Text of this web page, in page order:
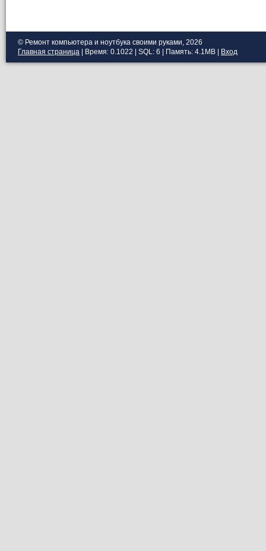
© Ремонт компьютера и ноутбука своими руками, 2026
Главная страница | Время: 0.1022 | SQL: 6 | Память: 4.1MB Вход